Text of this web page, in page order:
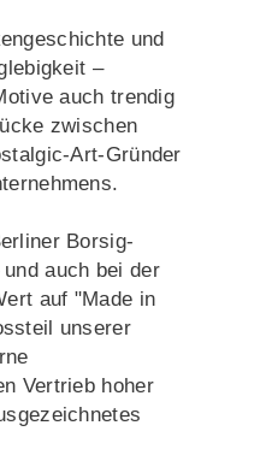
und
–
auch trendig
zwischen
Art-Gründer
Borsig-
auch bei der
auf "Made in
unserer
Vertrieb hoher